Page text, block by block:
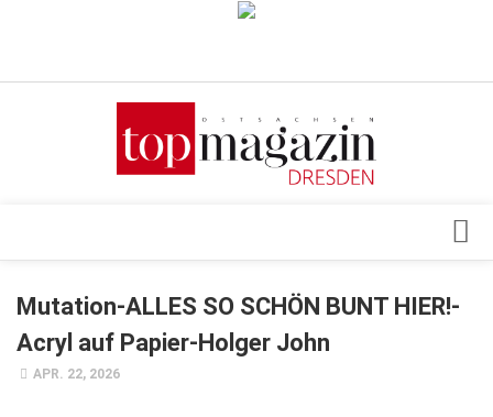
Verkaufsstellen
Top Gesundheitsforum Dresden / Ostsachsen
Mediadaten
Events
Genuss
Mutation-ALLES SO SCHÖN BUNT HIER!-
Acryl auf Papier-Holger John
APR. 22, 2026